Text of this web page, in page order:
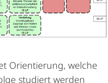
Orientierung, welche
studiert werden